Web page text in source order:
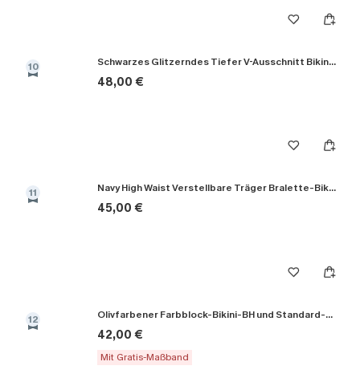
10 Schwarzes Glitzerndes Tiefer V-Ausschnitt Bikini-Set
48,00 €
11 Navy High Waist Verstellbare Träger Bralette-Bikini-Set
45,00 €
12 Olivfarbener Farbblock-Bikini-BH und Standard-Höschenset
42,00 €
Mit Gratis-Maßband